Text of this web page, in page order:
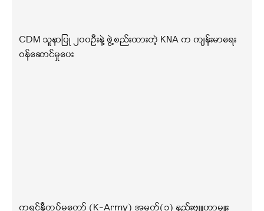
CDM သူနာပြု ၂၀၀ဦးနဲ့ ဖွဲ့စည်းထားတဲ့ KNA က ကျန်းမာရေး
ဝန်ဆောင်မှုပေး
ကရင်နီတပ်မတော် (K-Army) အမှတ်(၁) နည်းဗျူဟာမှူး